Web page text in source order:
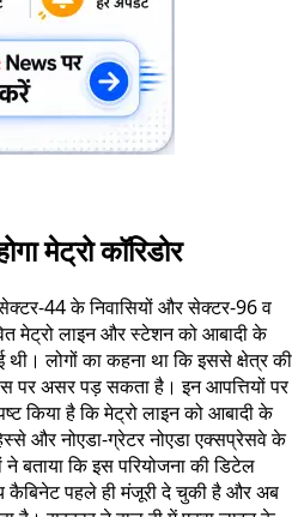
मेट्रो कॉरिडोर
44 के निवासियों और सेक्टर-96 व
मेट्रो लाइन और स्टेशन को आबादी के
थी। लोगों का कहना था कि इससे क्षेत्र की
पर असर पड़ सकता है। इन आपत्तियों पर
किया है कि मेट्रो लाइन को आबादी के
और नोएडा-ग्रेटर नोएडा एक्सप्रेसवे के
ने बताया कि इस परियोजना की डिटेल
कैबिनेट पहले ही मंजूरी दे चुकी है और अब